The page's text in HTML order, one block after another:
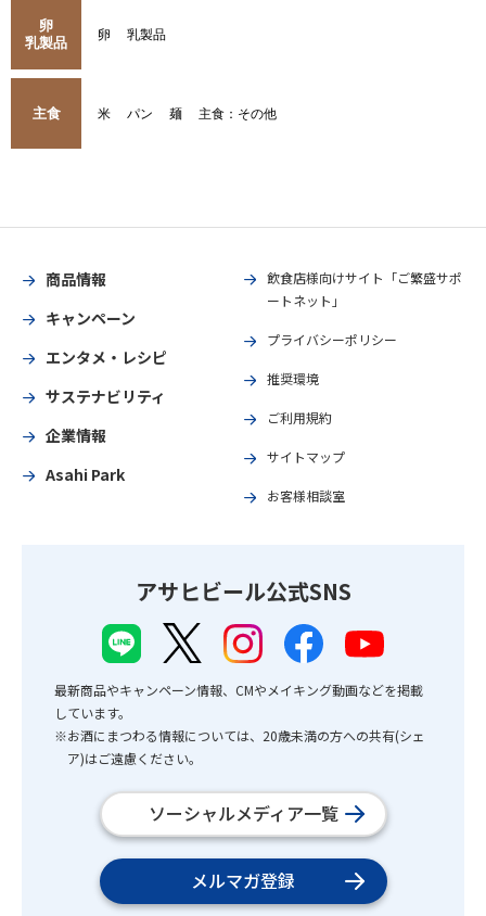
卵
乳製品
卵 乳製品
主食 米 パン 麺 主食：その他
商品情報
キャンペーン
エンタメ・レシピ
サステナビリティ
企業情報
Asahi Park
飲食店様向けサイト「ご繁盛サポ
ートネット」
プライバシーポリシー
推奨環境
ご利用規約
サイトマップ
お客様相談室
アサヒビール公式SNS
最新商品やキャンペーン情報、CMやメイキング動画などを掲載
しています。
※お酒にまつわる情報については、20歳未満の方への共有(シェ
ア)はご遠慮ください。
ソーシャルメディア一覧
メルマガ登録